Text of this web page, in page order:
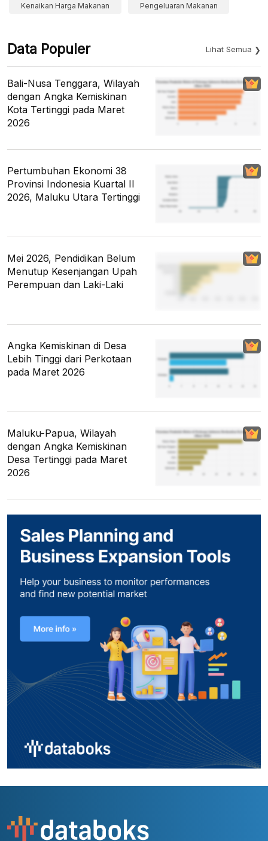
Kenaikan Harga Makanan Pengeluaran Makanan
Data Populer Lihat Semua
Bali-Nusa Tenggara, Wilayah
dengan Angka Kemiskinan
Kota Tertinggi pada Maret
2026
Pertumbuhan Ekonomi 38
Provinsi Indonesia Kuartal II
2026, Maluku Utara Tertinggi
Mei 2026, Pendidikan Belum
Menutup Kesenjangan Upah
Perempuan dan Laki-Laki
Angka Kemiskinan di Desa
Lebih Tinggi dari Perkotaan
pada Maret 2026
Maluku-Papua, Wilayah
dengan Angka Kemiskinan
Desa Tertinggi pada Maret
2026